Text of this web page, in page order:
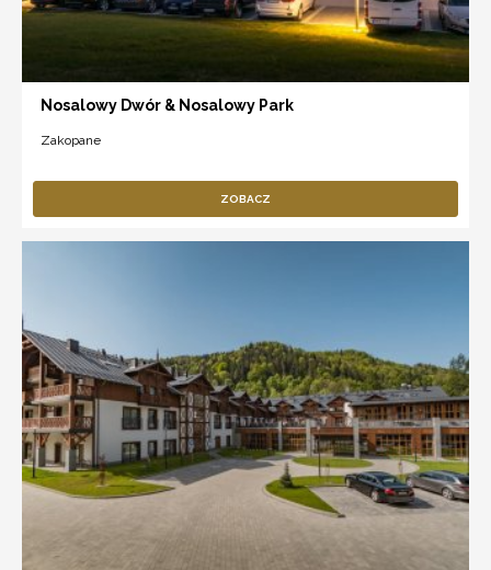
Nosalowy Dwór & Nosalowy Park
Zakopane
ZOBACZ